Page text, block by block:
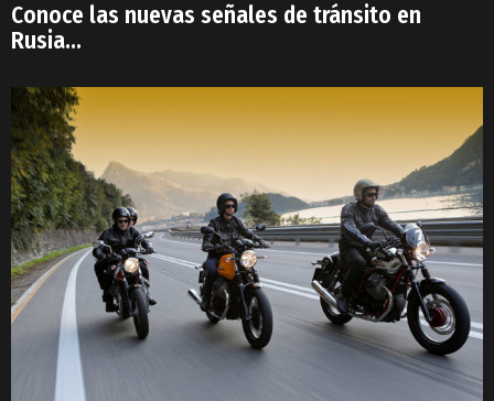
Conoce las nuevas señales de tránsito en
Rusia…